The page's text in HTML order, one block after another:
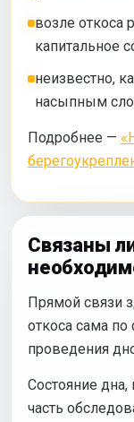
возле откоса
капитальное
неизвестно,
насыпным
Подробнее —
Связаны
Прямой связи
откоса сама по
проведения
Состояние
часть